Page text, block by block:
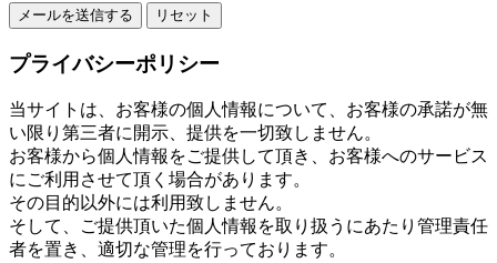
プライバシーポリシー
当サイトは、お客様の個人情報について、お客様の承諾が無
い限り第三者に開示、提供を一切致しません。
お客様から個人情報をご提供して頂き、お客様へのサービス
にご利用させて頂く場合があります。
その目的以外には利用致しません。
そして、ご提供頂いた個人情報を取り扱うにあたり管理責任
者を置き、適切な管理を行っております。